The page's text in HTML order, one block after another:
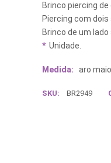
Brinco piercing
Piercing com dois
Brinco de um lado
* Unidade.
Medida: aro
SKU: BR2949